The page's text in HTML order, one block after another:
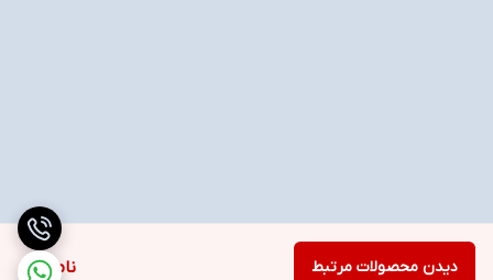
ناموجود دیدن محصولات مرتبط